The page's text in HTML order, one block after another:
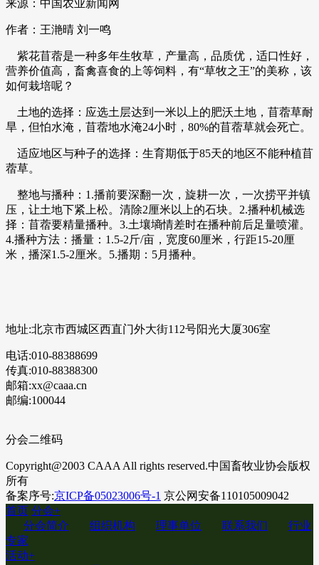
来源：中国农业新闻网
作者：王滟晴 刘一鸣
紫花苜蓿是一种多年生牧草，产量高，品质优，适口性好，
营养价值高，畜禽喜食的上等饲料，有“草牧之王”的美称，该
如何栽培呢？
土地的选择：应选土层达到一米以上的肥沃土地，苜蓿草耐
旱，但怕水淹，苜蓿地水淹24小时，80%的苜蓿草就会死亡。
适应地区与种子的选择：生育期低于85天的地区不能种植苜
蓿草。
整地与播种：1.播前要深翻一次，旋耕一次，一次捞平并镇
压，让土地下紧上松。清除2厘米以上的石块。2.播种机械选
择：苜蓿要精量播种。3.土壤墒情差时在播种前后足量喷灌。
4.播种方法：播量：1.5-2斤/亩，宽度60厘米，行距15-20厘
米，播深1.5-2厘米。5.播期：5月播种。
地址:北京市西城区西直门外大街112号阳光大厦306室
电话:010-88388699
传真:010-88388300
邮箱:xx@caaa.cn
邮编:100044
分会二维码
Copyright@2003 CAAA All rights reserved.中国畜牧业协会版权
所有
备案序号:京ICP备05023006号-1 京公网安备110105009042
首页 分会+
分会简介
组织机构 理事单位 联系我们
行业
专家
活动+